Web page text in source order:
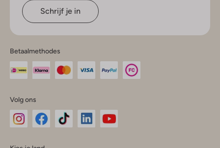
Schrijf je in
Betaalmethodes
Volg ons